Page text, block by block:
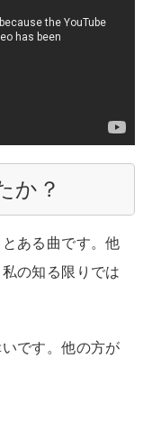
か？
ある曲です。他
の知る限りでは
です。他の方が